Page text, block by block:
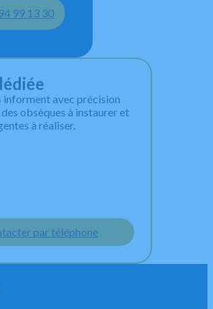
99 13 30
informent avec précision
obsèques à instaurer et
à réaliser.
par téléphone